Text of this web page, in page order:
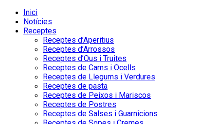
Inici
Notícies
Receptes
Receptes d’Aperitius
Receptes d’Arrossos
Receptes d’Ous i Truites
Receptes de Carns i Ocells
Receptes de Llegums i Verdures
Receptes de pasta
Receptes de Peixos i Mariscos
Receptes de Postres
Receptes de Salses i Guarnicions